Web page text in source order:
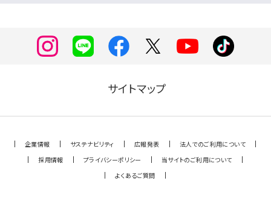
サイトマップ
企業情報 サステナビリティ 広報発表
法人でのご利用について
採用情報
プライバシーポリシー
当サイトのご利用について
よくあるご質問